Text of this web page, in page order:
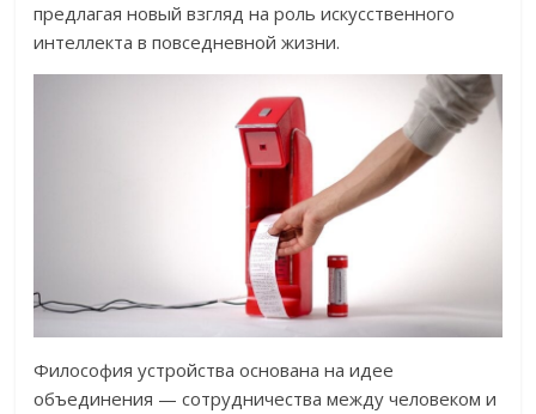
предлагая новый взгляд на роль искусственного
интеллекта в повседневной жизни.
Философия устройства основана на идее
объединения — сотрудничества между человеком и